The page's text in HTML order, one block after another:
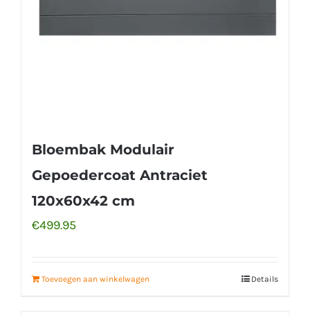
Bloembak Modulair
Gepoedercoat Antraciet
120x60x42 cm
€499.95
Toevoegen aan winkelwagen Details